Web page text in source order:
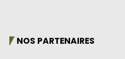
NOS PARTENAIRES